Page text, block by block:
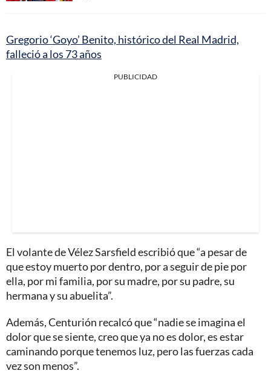
Gregorio ‘Goyo’ Benito, histórico del Real Madrid,
falleció a los 73 años
PUBLICIDAD
El volante de Vélez Sarsfield escribió que “a pesar de
que estoy muerto por dentro, por a seguir de pie por
ella, por mi familia, por su madre, por su padre, su
hermana y su abuelita”.
Además, Centurión recalcó que “nadie se imagina el
dolor que se siente, creo que ya no es dolor, es estar
caminando porque tenemos luz, pero las fuerzas cada
vez son menos”.